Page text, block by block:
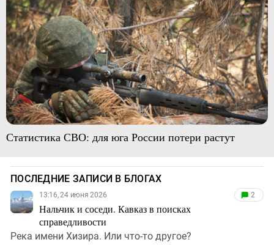
Статистика СВО: для юга России потери растут
ПОСЛЕДНИЕ ЗАПИСИ В БЛОГАХ
13:16, 24 июня 2026
Нальчик и соседи. Кавказ в поисках
справедливости
2
Река имени Хизира. Или что-то другое?